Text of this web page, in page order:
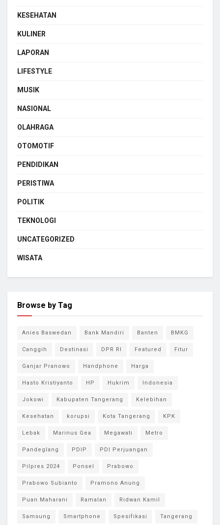
KESEHATAN
KULINER
LAPORAN
LIFESTYLE
MUSIK
NASIONAL
OLAHRAGA
OTOMOTIF
PENDIDIKAN
PERISTIWA
POLITIK
TEKNOLOGI
UNCATEGORIZED
WISATA
Browse by Tag
Anies Baswedan Bank Mandiri Banten BMKG
Canggih Destinasi DPR RI Featured Fitur
Ganjar Pranowo Handphone Harga
Hasto Kristiyanto HP Hukrim Indonesia
Jokowi Kabupaten Tangerang Kelebihan
Kesehatan korupsi Kota Tangerang KPK
Lebak Marinus Gea Megawati Metro
Pandeglang PDIP PDI Perjuangan
Pilpres 2024 Ponsel Prabowo
Prabowo Subianto Pramono Anung
Puan Maharani Ramalan Ridwan Kamil
Samsung Smartphone Spesifikasi Tangerang